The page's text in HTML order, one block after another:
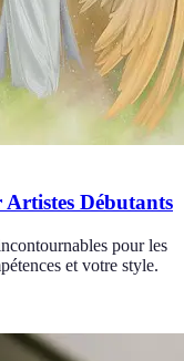
Débutants
pour les
et votre style.